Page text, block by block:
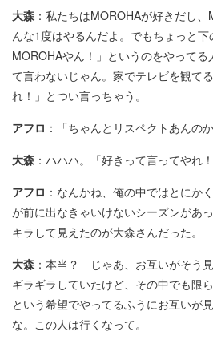
大森 ：私たちはMOROHAが好きだし
んな1度はやるんだよ。でもちょっと下
MOROHAやん！」というのをやって
て言わないじゃん。家でテレビを観て
れ！」とつい言っちゃう。
アフロ ：「ちゃんとリスペクトあんの
大森 ：ハハハ。「好きって言ってやれ！
アフロ ：なんかね、俺の中ではとにか
が前に出なきゃいけないシーズンがあ
キラして見えたのが大森さんだった。
大森 ：本当？ じゃあ、お互いがそう
ギラギラしていたけど、その中でも限
という希望でやってるふうにお互いが
な。この人は行くなって。